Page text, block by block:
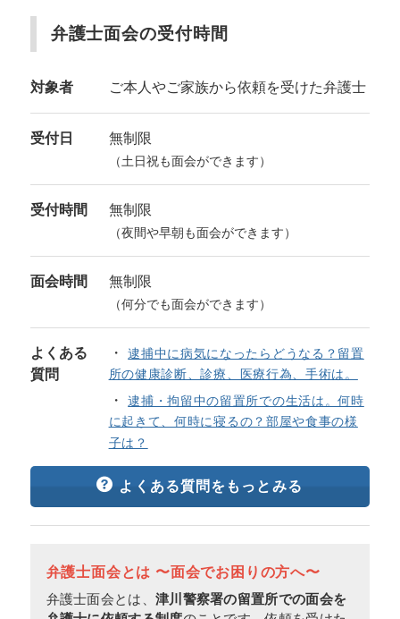
弁護士面会の受付時間
対象者 ご本人やご家族から依頼を受けた弁護士
受付日 無制限
（土日祝も面会ができます）
受付時間 無制限
（夜間や早朝も面会ができます）
面会時間 無制限
（何分でも面会ができます）
よくある
質問
逮捕中に病気になったらどうなる？留置
所の健康診断、診療、医療行為、手術は。
逮捕・拘留中の留置所での生活は。何時
に起きて、何時に寝るの？部屋や食事の様
子は？
よくある質問をもっとみる
弁護士面会とは 〜面会でお困りの方へ〜
弁護士面会とは、 津川警察署の留置所での面会を